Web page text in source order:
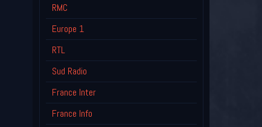
RMC
Europe 1
RTL
Sud Radio
France Inter
France Info